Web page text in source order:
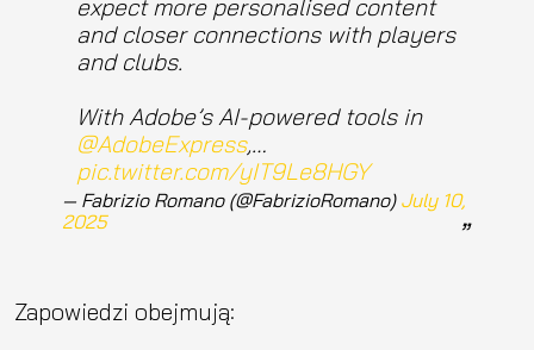
expect more personalised content
and closer connections with players
and clubs.
With Adobe’s AI-powered tools in
@AdobeExpress,…
pic.twitter.com/yIT9Le8HGY
— Fabrizio Romano (@FabrizioRomano) July 10,
2025
Zapowiedzi obejmują: